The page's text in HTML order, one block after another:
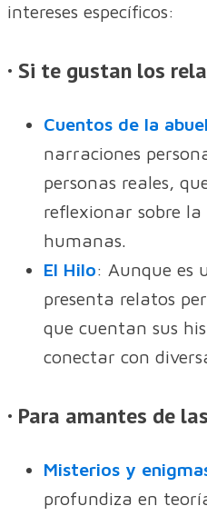
intereses específicos:
· Si te gustan los
Cuentos de la
narraciones
personas reales,
reflexionar sobre
humanas.
El Hilo: Aunque es
presenta relatos
que cuentan sus
conectar con
· Para amantes de
Misterios y
profundiza en